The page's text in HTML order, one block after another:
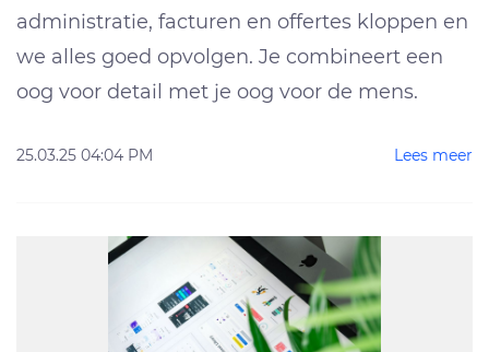
administratie, facturen en offertes kloppen en
we alles goed opvolgen. Je combineert een
oog voor detail met je oog voor de mens.
25.03.25 04:04 PM Lees meer